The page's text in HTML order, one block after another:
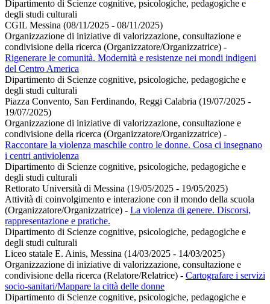
Dipartimento di Scienze cognitive, psicologiche, pedagogiche e
degli studi culturali
CGIL Messina (08/11/2025 - 08/11/2025)
Organizzazione di iniziative di valorizzazione, consultazione e
condivisione della ricerca (Organizzatore/Organizzatrice) -
Rigenerare le comunità. Modernità e resistenze nei mondi indigeni
del Centro America
Dipartimento di Scienze cognitive, psicologiche, pedagogiche e
degli studi culturali
Piazza Convento, San Ferdinando, Reggi Calabria (19/07/2025 -
19/07/2025)
Organizzazione di iniziative di valorizzazione, consultazione e
condivisione della ricerca (Organizzatore/Organizzatrice) -
Raccontare la violenza maschile contro le donne. Cosa ci insegnano
i centri antiviolenza
Dipartimento di Scienze cognitive, psicologiche, pedagogiche e
degli studi culturali
Rettorato Università di Messina (19/05/2025 - 19/05/2025)
Attività di coinvolgimento e interazione con il mondo della scuola
(Organizzatore/Organizzatrice) - La violenza di genere. Discorsi,
rappresentazione e pratiche.
Dipartimento di Scienze cognitive, psicologiche, pedagogiche e
degli studi culturali
Liceo statale E. Ainis, Messina (14/03/2025 - 14/03/2025)
Organizzazione di iniziative di valorizzazione, consultazione e
condivisione della ricerca (Relatore/Relatrice) - Cartografare i servizi
socio-sanitari/Mappare la città delle donne
Dipartimento di Scienze cognitive, psicologiche, pedagogiche e